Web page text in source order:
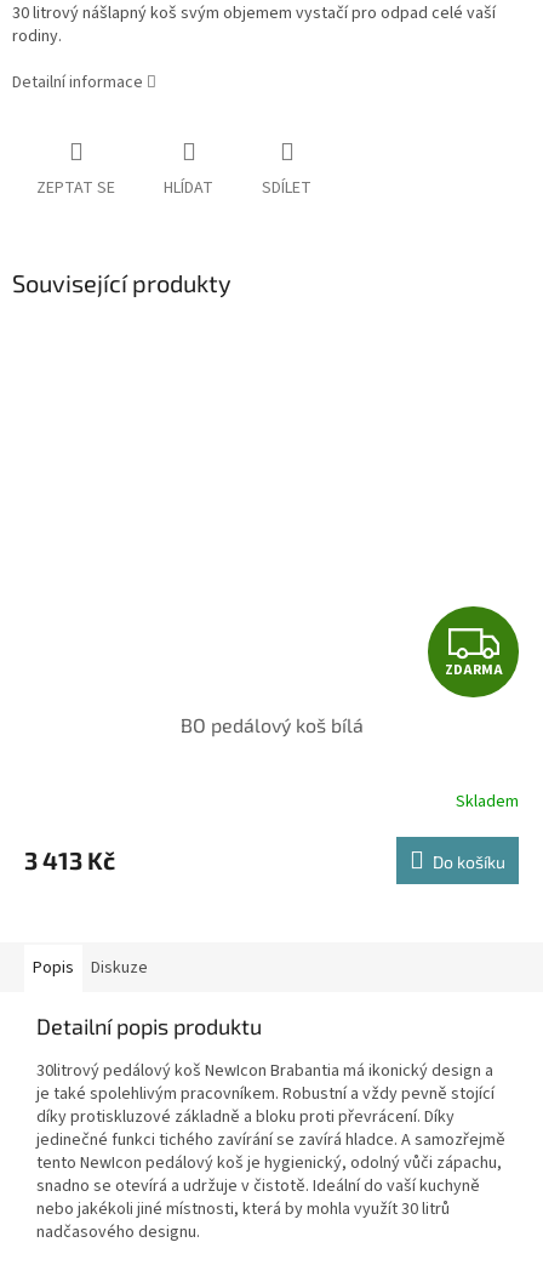
30 litrový nášlapný koš svým objemem vystačí pro odpad celé vaší
rodiny.
Detailní informace
ZEPTAT SE HLÍDAT SDÍLET
Související produkty
Z
D
R
M
A
ZDARMA
BO pedálový koš bílá
Skladem
3 413 Kč Do košíku
Popis Diskuze
Detailní popis produktu
30litrový pedálový koš NewIcon Brabantia má ikonický design a
je také spolehlivým pracovníkem. Robustní a vždy pevně stojící
díky protiskluzové základně a bloku proti převrácení. Díky
jedinečné funkci tichého zavírání se zavírá hladce. A samozřejmě
tento NewIcon pedálový koš je hygienický, odolný vůči zápachu,
snadno se otevírá a udržuje v čistotě. Ideální do vaší kuchyně
nebo jakékoli jiné místnosti, která by mohla využít 30 litrů
nadčasového designu.